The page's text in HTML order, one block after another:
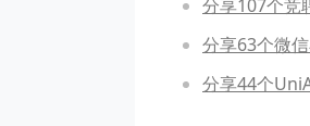
分享107个竞
分享63个微
分享44个